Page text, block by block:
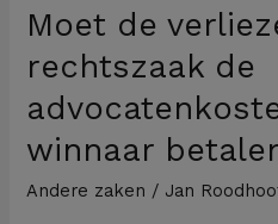
Moet de
rechtszaak de
winnaar
Andere zaken / Jan